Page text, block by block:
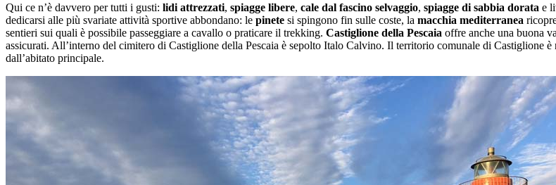
Qui ce n’è davvero per tutti i gusti: lidi attrezzati, spiagge libere, cale dal fascino selvaggio, spiagge di sabbia dorata e
dedicarsi alle più svariate attività sportive abbondano: le pinete si spingono fin sulle coste, la macchia mediterranea
sentieri sui quali è possibile passeggiare a cavallo o praticare il trekking. Castiglione della Pescaia offre anche una buona
assicurati. All’interno del cimitero di Castiglione della Pescaia è sepolto Italo Calvino. Il territorio comunale di Castiglione
dall’abitato principale.